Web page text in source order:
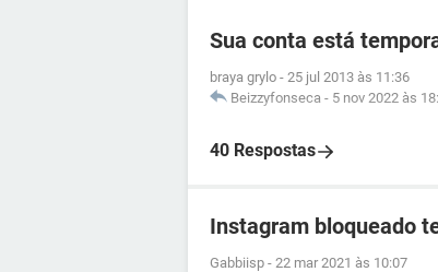
Sua conta está
braya grylo - 25 jul 2013 às 11:36
Beizzyfonseca - 5 nov 2022 às
40 Respostas
Instagram bloqueado
Gabbiisp - 22 mar 2021 às 10:07